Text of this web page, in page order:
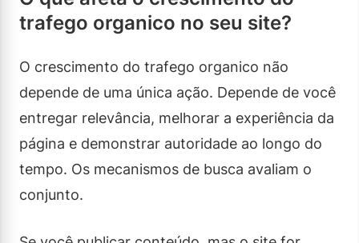
trafego organico no seu site?
O crescimento do trafego organico não
depende de uma única ação. Depende de você
entregar relevância, melhorar a experiência da
página e demonstrar autoridade ao longo do
tempo. Os mecanismos de busca avaliam o
conjunto.